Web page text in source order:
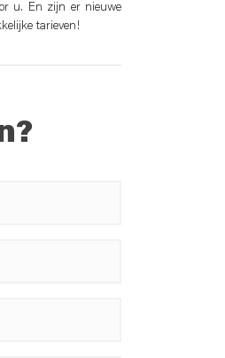
u. En zijn er nieuwe
tarieven!